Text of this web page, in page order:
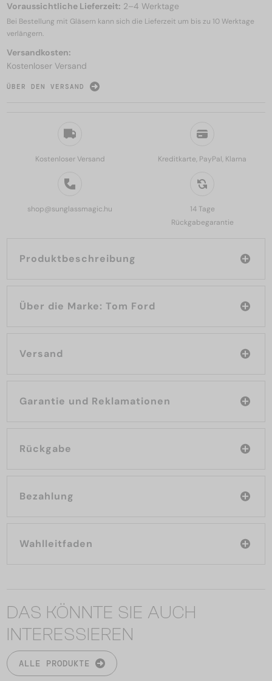
Kostenloser Versand Kreditkarte, PayPal, Klarna
shop@sunglassmagic.hu
14 Tage
Rückgabegarantie
Produktbeschreibung
Über die Marke: Tom Ford
Versand
Garantie und Reklamationen
Rückgabe
Bezahlung
Wahlleitfaden
Voraussichtliche Lieferzeit: 2–4 Werktage
Bei Bestellung mit Gläsern kann sich die Lieferzeit um bis zu 10 Werktage
verlängern.
Versandkosten:
Kostenloser Versand
ÜBER DEN VERSAND
DAS KÖNNTE SIE AUCH
INTERESSIEREN
ALLE PRODUKTE